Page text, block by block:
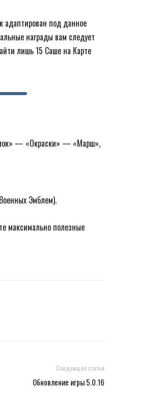
адаптирован под данное
награды вам следует
лишь 15 Саше на Карте
— «Окраски» — «Марш»,
Эмблем).
максимально полезные
Следующая статья
Обновление игры 5.0.16